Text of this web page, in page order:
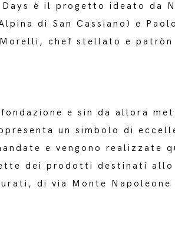
Days è il progetto ideato
di San Cassiano) e
chef stellato e patròn
e sin da allora
un simbolo di
e vengono realizzate
dei prodotti destinati
di via Monte